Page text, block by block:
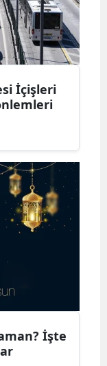
İçişleri
İşte